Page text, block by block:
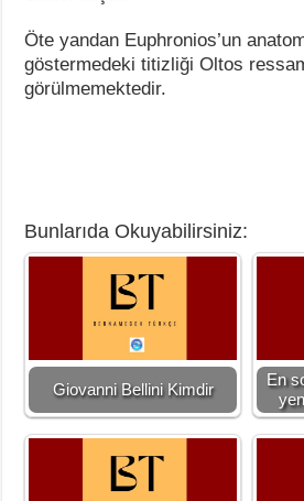
Öte yandan Euphronios’un
göstermedeki titizliği Oltos
görülmemektedir.
Bunlarıda Okuyabilirsiniz:
Giovanni Bellini Kimdir
En